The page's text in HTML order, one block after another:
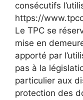
consécutifs
https://
Le TPC se
mise en
apporté par
pas à la
particulier aux
protection des